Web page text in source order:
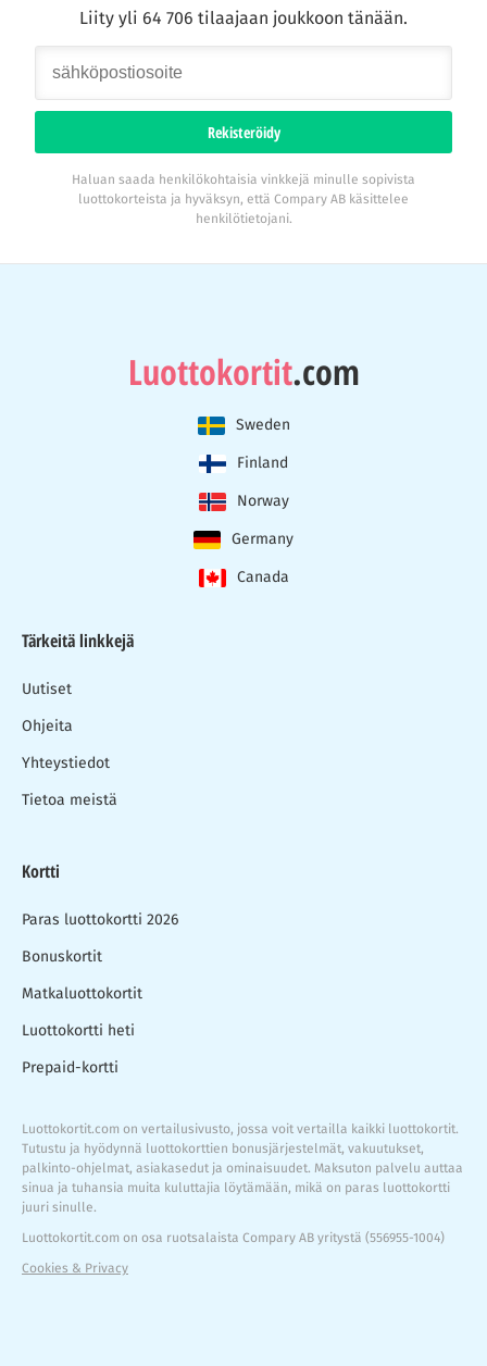
Liity yli 64 706 tilaajaan joukkoon tänään.
Rekisteröidy
Haluan saada henkilökohtaisia vinkkejä minulle sopivista
luottokorteista ja hyväksyn, että Compary AB käsittelee
henkilötietojani.
Luottokortit.com
Sweden
Finland
Norway
Germany
Canada
Tärkeitä linkkejä
Uutiset
Ohjeita
Yhteystiedot
Tietoa meistä
Kortti
Paras luottokortti 2026
Bonuskortit
Matkaluottokortit
Luottokortti heti
Prepaid-kortti
Luottokortit.com on vertailusivusto, jossa voit vertailla kaikki luottokortit.
Tutustu ja hyödynnä luottokorttien bonusjärjestelmät, vakuutukset,
palkinto-ohjelmat, asiakasedut ja ominaisuudet. Maksuton palvelu auttaa
sinua ja tuhansia muita kuluttajia löytämään, mikä on paras luottokortti
juuri sinulle.
Luottokortit.com on osa ruotsalaista Compary AB yritystä (556955-1004)
Cookies & Privacy